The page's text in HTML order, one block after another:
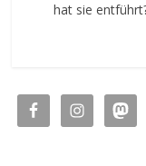
hat sie